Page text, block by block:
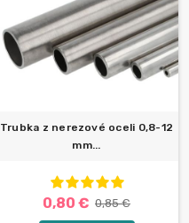
Trubka z nerezové oceli 0,8-12
mm...
0,80 € 0,85 €